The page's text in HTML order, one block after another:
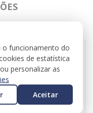
Benz GLC Coupé
o funcionamento do
de estatística
personalizar as
Aceitar